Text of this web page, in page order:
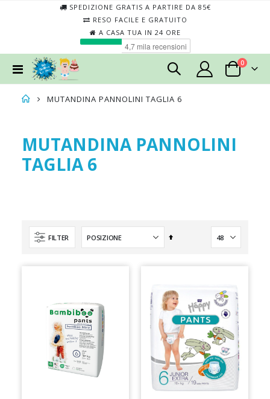
SPEDIZIONE GRATIS A PARTIRE DA 85€
RESO FACILE E GRATUITO
A CASA TUA IN 24 ORE
Toggle
Nav
Cart
0elementi
MUTANDINA PANNOLINI TAGLIA 6
MUTANDINA PANNOLINI
TAGLIA 6
FILTER
Imposta